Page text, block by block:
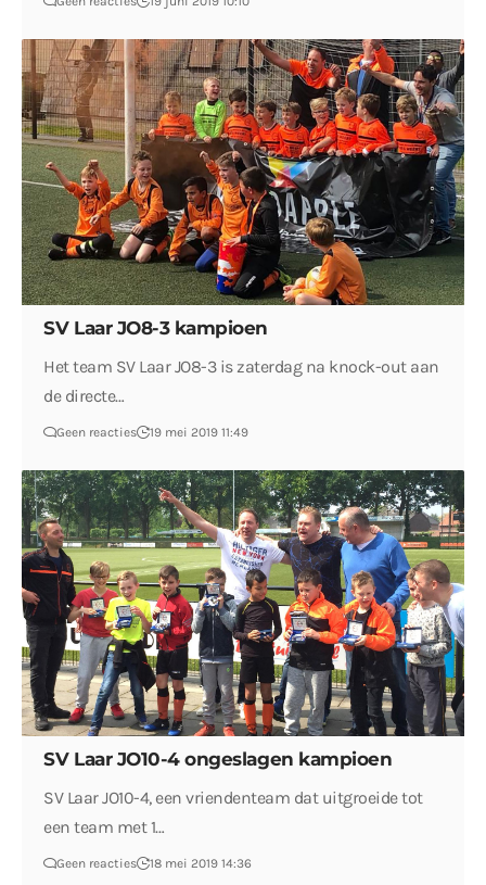
SV Laar JO8-3 kampioen
Het team SV Laar JO8-3 is zaterdag na knock-out aan
de directe…
Geen reacties 19 mei 2019 11:49
SV Laar JO10-4 ongeslagen kampioen
SV Laar JO10-4, een vriendenteam dat uitgroeide tot
een team met 1…
Geen reacties 18 mei 2019 14:36